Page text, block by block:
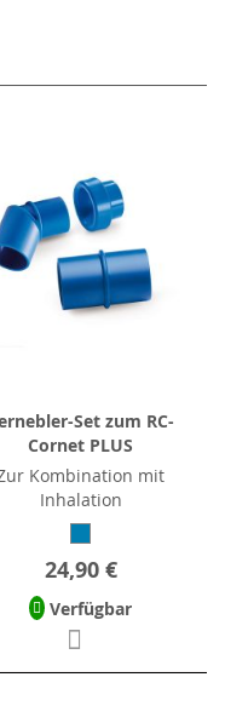
Set zum RC-
Cornet PLUS
Kombination mit
Inhalation
24,90 €
Verfügbar